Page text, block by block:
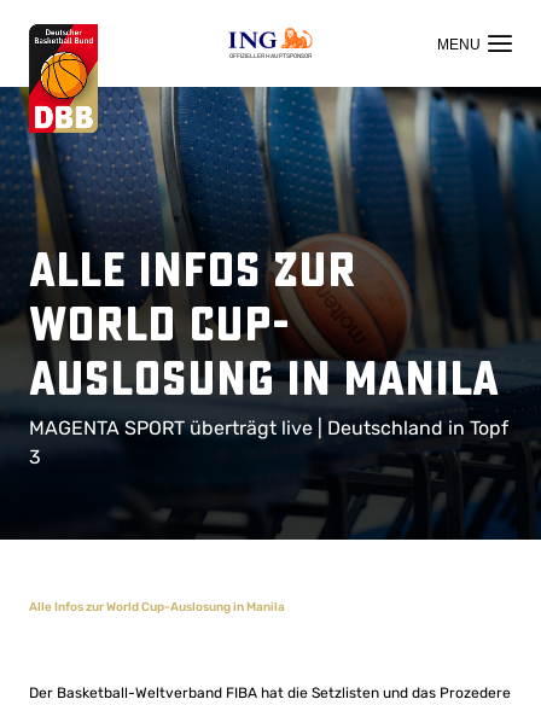
OFFIZIELLER HAUPTSPONSOR
Alle Infos zur
World Cup-
Auslosung in Manila
MAGENTA SPORT überträgt live | Deutschland in Topf
3
Alle Infos zur World Cup-Auslosung in Manila
Der Basketball-Weltverband FIBA hat die Setzlisten und das Prozedere